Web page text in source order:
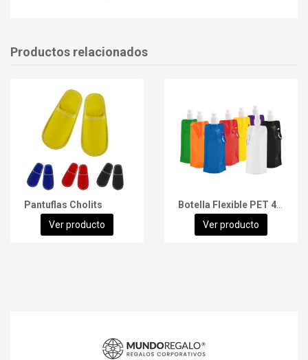
Productos relacionados
Pantuflas Cholits
Ver producto
Ver producto